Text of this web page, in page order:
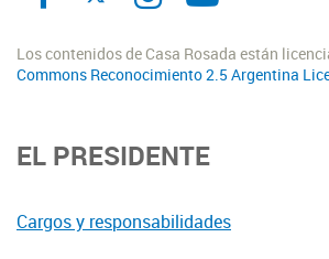
Los contenidos de Casa Rosada están
Commons Reconocimiento 2.5 Argentina
EL PRESIDENTE
Cargos y responsabilidades